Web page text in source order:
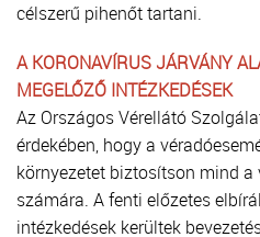
célszerű pihenőt tartani.
A KORONAVÍRUS JÁRVÁNY
MEGELŐZŐ INTÉZKEDÉSEK
Az Országos Vérellátó
érdekében, hogy a
környezetet biztosítson mind
számára. A fenti előzetes
intézkedések kerültek